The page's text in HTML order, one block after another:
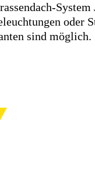
sind möglich.